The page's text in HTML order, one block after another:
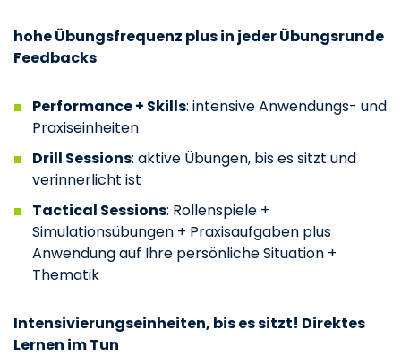
hohe Übungsfrequenz plus in jeder Übungsrunde
Feedbacks
Performance + Skills: intensive Anwendungs- und
Praxiseinheiten
Drill Sessions: aktive Übungen, bis es sitzt und
verinnerlicht ist
Tactical Sessions: Rollenspiele +
Simulationsübungen + Praxisaufgaben plus
Anwendung auf Ihre persönliche Situation +
Thematik
Intensivierungseinheiten, bis es sitzt! Direktes
Lernen im Tun